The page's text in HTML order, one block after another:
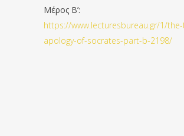
Μέρος Β’:
https://www.lecturesbureau.gr/1/
apology-of-socrates-part-b-2198/